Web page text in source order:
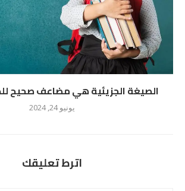
الصيغة الجزيئية هي مضاعف صحيح
يونيو 24, 2024
اترط تعليقك